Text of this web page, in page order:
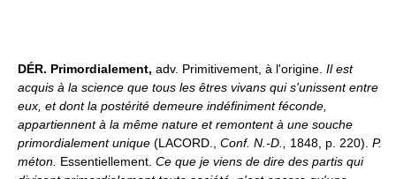
DÉR. Primordialement, adv. Primitivement, à l'origine. Il est
acquis à la science que tous les êtres vivans qui s'unissent entre
eux, et dont la postérité demeure indéfiniment féconde,
appartiennent à la même nature et remontent à une souche
primordialement unique (LACORD., Conf. N.-D., 1848, p. 220). P.
méton. Essentiellement. Ce que je viens de dire des partis qui